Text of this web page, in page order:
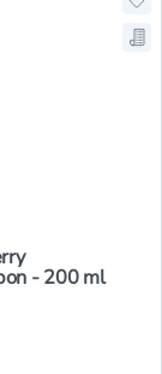
listára, Isana
- 200 ml